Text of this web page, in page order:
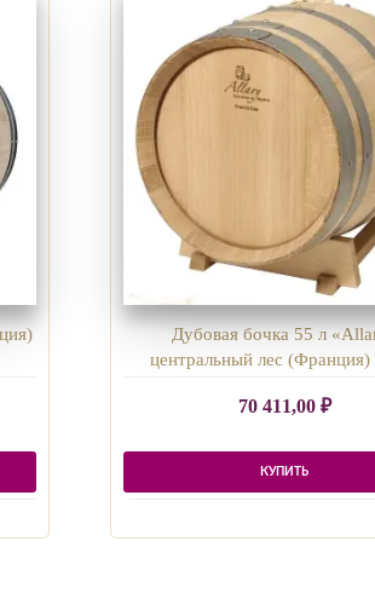
Дубовая бочка 55 л
центральный лес (Франция)
70 411,00 ₽
КУПИТЬ